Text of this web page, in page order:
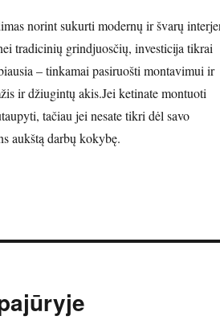
norint sukurti modernų ir švarų
tradicinių grindjuosčių, investicija tikrai
– tinkamai pasiruošti montavimui ir
ir džiugintų akis.Jei ketinate montuoti
tačiau jei nesate tikri dėl savo
aukštą darbų kokybę.